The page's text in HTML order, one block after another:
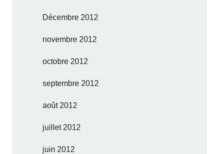
Décembre 2012
novembre 2012
octobre 2012
septembre 2012
août 2012
juillet 2012
juin 2012